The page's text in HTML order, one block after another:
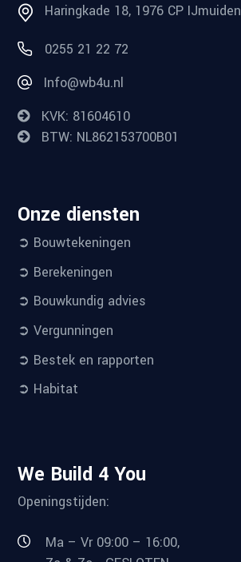
Haringkade 18, 1976 CP IJmuiden
0255 21 22 72
Info@wb4u.nl
KVK: 81604610
BTW: NL862153700B01
Onze diensten
➲ Bouwtekeningen
➲ Berekeningen
➲ Bouwkundig advies
➲ Vergunningen
➲ Bestek en rapporten
➲ Habitat
We Build 4 You
Openingstijden:
Ma – Vr 09:00 – 16:00,